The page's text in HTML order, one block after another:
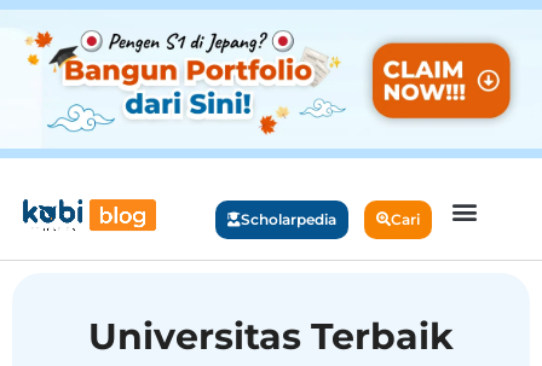
Scholarpedia Cari
Universitas Terbaik